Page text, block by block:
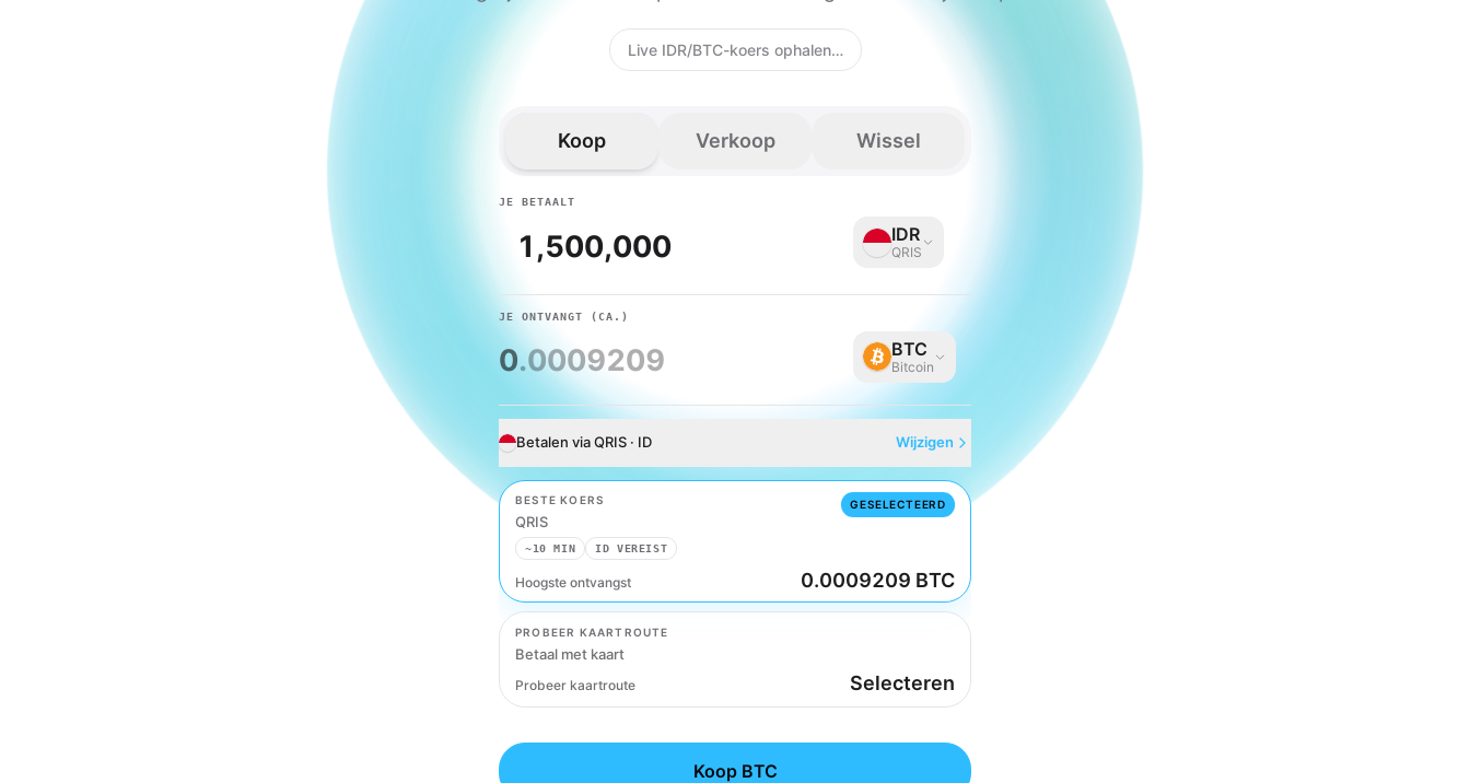
Live IDR/BTC-koers ophalen…
Koop Verkoop Wissel
JE BETAALT
IDR
QRIS
JE ONTVANGT (CA.)
0.0009209 BTC
Bitcoin
Betalen via QRIS · ID Wijzigen
BESTE KOERS
QRIS
GESELECTEERD
~10 MIN ID VEREIST
Hoogste ontvangst 0.0009209 BTC
QRIS
PROBEER KAARTROUTE
Betaal met kaart
Probeer kaartroute Selecteren
Koop BTC